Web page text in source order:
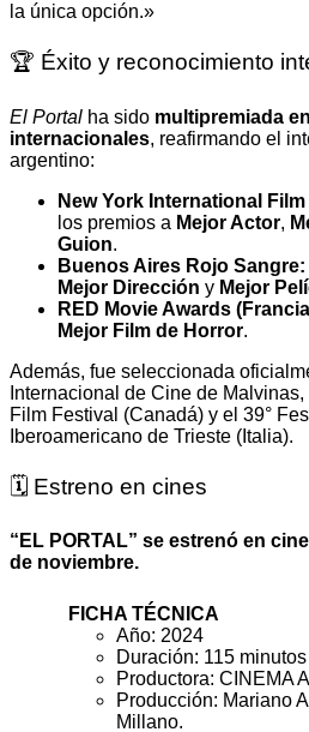
la única opción.»
🏆 Éxito y reconocimiento
El Portal ha sido multipremiada
internacionales, reafirmando el
argentino:
New York International
los premios a Mejor Actor,
Guion.
Buenos Aires Rojo Sangre:
Mejor Dirección y Mejor
RED Movie Awards
Mejor Film de Horror.
Además, fue seleccionada
Internacional de Cine de
Film Festival (Canadá) y el 39°
Iberoamericano de Trieste (Italia).
🗓️ Estreno en cines
“EL PORTAL” se estrenó en
de noviembre.
FICHA TÉCNICA
Año: 2024
Duración: 115 minutos
Productora: CINEMA
Producción: Mariano
Millano.